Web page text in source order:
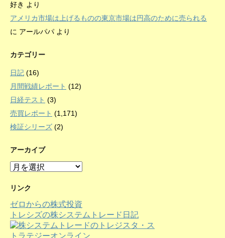
好き より
アメリカ市場は上げるものの東京市場は円高のために売られる
に アールパパ より
カテゴリー
日記 (16)
月間戦績レポート (12)
日経テスト (3)
売買レポート (1,171)
検証シリーズ (2)
アーカイブ
ア
カ
ブ
リンク
ゼロからの株式投資
トレシズの株システムトレード日記